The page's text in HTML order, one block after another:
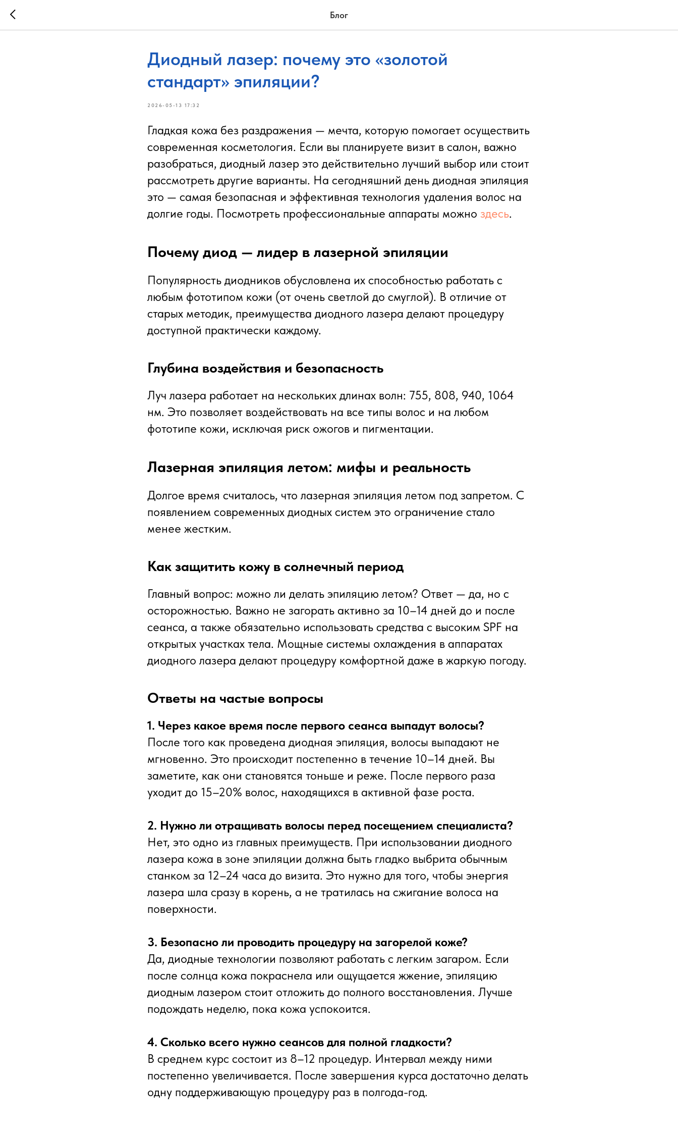
Блог
Диодный лазер: почему это «золотой
стандарт» эпиляции?
2026-05-13 17:32
Гладкая кожа без раздражения — мечта, которую помогает осуществить
современная косметология. Если вы планируете визит в салон, важно
разобраться, диодный лазер это действительно лучший выбор или стоит
рассмотреть другие варианты. На сегодняшний день диодная эпиляция
это — самая безопасная и эффективная технология удаления волос на
долгие годы. Посмотреть профессиональные аппараты можно здесь.
Почему диод — лидер в лазерной эпиляции
Популярность диодников обусловлена их способностью работать с
любым фототипом кожи (от очень светлой до смуглой). В отличие от
старых методик, преимущества диодного лазера делают процедуру
доступной практически каждому.
Глубина воздействия и безопасность
Луч лазера работает на нескольких длинах волн: 755, 808, 940, 1064
нм. Это позволяет воздействовать на все типы волос и на любом
фототипе кожи, исключая риск ожогов и пигментации.
Лазерная эпиляция летом: мифы и реальность
Долгое время считалось, что лазерная эпиляция летом под запретом. С
появлением современных диодных систем это ограничение стало
менее жестким.
Как защитить кожу в солнечный период
Главный вопрос: можно ли делать эпиляцию летом? Ответ — да, но с
осторожностью. Важно не загорать активно за 10–14 дней до и после
сеанса, а также обязательно использовать средства с высоким SPF на
открытых участках тела. Мощные системы охлаждения в аппаратах
диодного лазера делают процедуру комфортной даже в жаркую погоду.
Ответы на частые вопросы
1. Через какое время после первого сеанса выпадут волосы?
После того как проведена диодная эпиляция, волосы выпадают не
мгновенно. Это происходит постепенно в течение 10–14 дней. Вы
заметите, как они становятся тоньше и реже. После первого раза
уходит до 15–20% волос, находящихся в активной фазе роста.
2. Нужно ли отращивать волосы перед посещением специалиста?
Нет, это одно из главных преимуществ. При использовании диодного
лазера кожа в зоне эпиляции должна быть гладко выбрита обычным
станком за 12–24 часа до визита. Это нужно для того, чтобы энергия
лазера шла сразу в корень, а не тратилась на сжигание волоса на
поверхности.
3. Безопасно ли проводить процедуру на загорелой коже?
Да, диодные технологии позволяют работать с легким загаром. Если
после солнца кожа покраснела или ощущается жжение, эпиляцию
диодным лазером стоит отложить до полного восстановления. Лучше
подождать неделю, пока кожа успокоится.
4. Сколько всего нужно сеансов для полной гладкости?
В среднем курс состоит из 8–12 процедур. Интервал между ними
постепенно увеличивается. После завершения курса достаточно делать
одну поддерживающую процедуру раз в полгода-год.